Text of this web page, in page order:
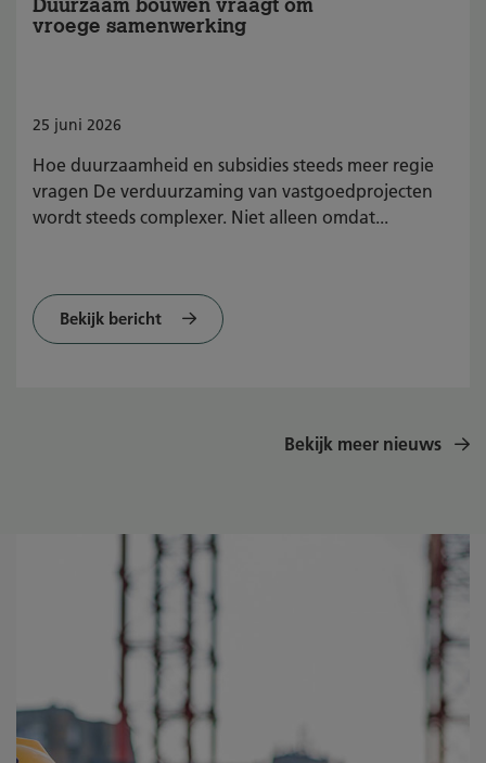
vroege samenwerking
25 juni 2026
Hoe duurzaamheid en subsidies steeds meer regie
vragen De verduurzaming van vastgoedprojecten
wordt steeds complexer. Niet alleen omdat...
Bekijk bericht
Bekijk meer nieuws